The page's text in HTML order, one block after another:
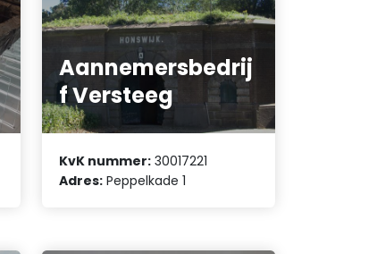
Aannemersbedrij
f Versteeg
KvK nummer: 30017221
Adres: Peppelkade 1